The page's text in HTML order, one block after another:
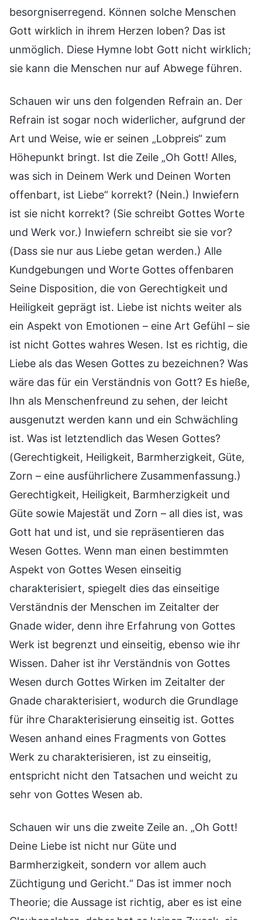
besorgniserregend. Können solche Menschen
Gott wirklich in ihrem Herzen loben? Das ist
unmöglich. Diese Hymne lobt Gott nicht wirklich;
sie kann die Menschen nur auf Abwege führen.
Schauen wir uns den folgenden Refrain an. Der
Refrain ist sogar noch widerlicher, aufgrund der
Art und Weise, wie er seinen „Lobpreis“ zum
Höhepunkt bringt. Ist die Zeile „Oh Gott! Alles,
was sich in Deinem Werk und Deinen Worten
offenbart, ist Liebe“ korrekt? (Nein.) Inwiefern
ist sie nicht korrekt? (Sie schreibt Gottes Worte
und Werk vor.) Inwiefern schreibt sie sie vor?
(Dass sie nur aus Liebe getan werden.) Alle
Kundgebungen und Worte Gottes offenbaren
Seine Disposition, die von Gerechtigkeit und
Heiligkeit geprägt ist. Liebe ist nichts weiter als
ein Aspekt von Emotionen – eine Art Gefühl – sie
ist nicht Gottes wahres Wesen. Ist es richtig, die
Liebe als das Wesen Gottes zu bezeichnen? Was
wäre das für ein Verständnis von Gott? Es hieße,
Ihn als Menschenfreund zu sehen, der leicht
ausgenutzt werden kann und ein Schwächling
ist. Was ist letztendlich das Wesen Gottes?
(Gerechtigkeit, Heiligkeit, Barmherzigkeit, Güte,
Zorn – eine ausführlichere Zusammenfassung.)
Gerechtigkeit, Heiligkeit, Barmherzigkeit und
Güte sowie Majestät und Zorn – all dies ist, was
Gott hat und ist, und sie repräsentieren das
Wesen Gottes. Wenn man einen bestimmten
Aspekt von Gottes Wesen einseitig
charakterisiert, spiegelt dies das einseitige
Verständnis der Menschen im Zeitalter der
Gnade wider, denn ihre Erfahrung von Gottes
Werk ist begrenzt und einseitig, ebenso wie ihr
Wissen. Daher ist ihr Verständnis von Gottes
Wesen durch Gottes Wirken im Zeitalter der
Gnade charakterisiert, wodurch die Grundlage
für ihre Charakterisierung einseitig ist. Gottes
Wesen anhand eines Fragments von Gottes
Werk zu charakterisieren, ist zu einseitig,
entspricht nicht den Tatsachen und weicht zu
sehr von Gottes Wesen ab.
Schauen wir uns die zweite Zeile an. „Oh Gott!
Deine Liebe ist nicht nur Güte und
Barmherzigkeit, sondern vor allem auch
Züchtigung und Gericht.“ Das ist immer noch
Theorie; die Aussage ist richtig, aber es ist eine